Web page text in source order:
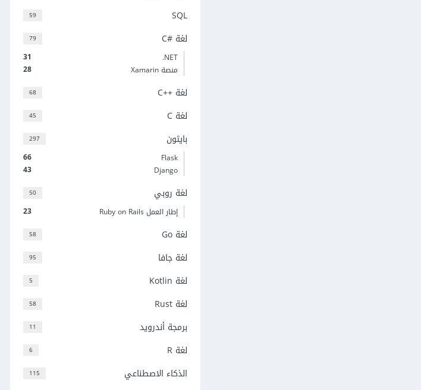
59 SQL
79 لغة C#‎
31
‎.NET
28
منصة Xamarin
68 لغة C++‎
45 لغة C
297 بايثون
66
Flask
43
Django
50 لغة روبي
23 إطار العمل Ruby on Rails
58 لغة Go
95 لغة جافا
5 لغة Kotlin
58 لغة Rust
11 برمجة أندرويد
6 لغة R
115 الذكاء الاصطناعي